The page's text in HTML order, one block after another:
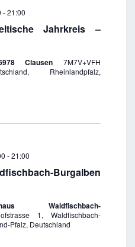
g
t
i
Jahrkreis –
-21:00
Clausen 7M7V+VFH
Rheinlandpfalz,
Burgalben
-21:00
Waldfischbach-
1, Waldfischbach-
Pfalz, Deutschland